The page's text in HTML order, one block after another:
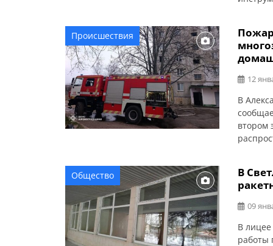
Происшествия
12
В
втором
Общество
В
09
В
работы